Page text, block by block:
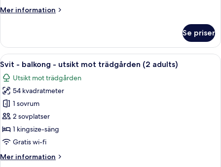
utsikt
Mer information
Mer
dubbelrum
terrass
utsikt
mot
marinan
Se priser
Öppna
alla
foton
för
Svit
-
balkong
-
mot
Ett hotellrum med en säng, ett
10
Svit - balkong - utsikt mot trädgården (2 adults)
Utsikt mot trädgården
54 kvadratmeter
1 sovrum
2 sovplatser
1 kingsize-säng
Gratis wi-fi
Mer information
Mer